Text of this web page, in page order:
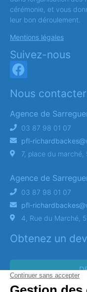
cérémonie, et vous
leur bon déroulement.
Mentions légales
Suivez-nous
Nous contacter
Agence de
03 87 98 01 07
pfl-
7, place du
Agence de
03 87 98 01 07
pfl-
4, Rue du Marché,
Obtenez un